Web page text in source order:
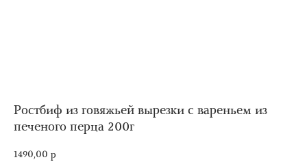
Ростбиф из говяжьей вырезки с вареньем из
печеного перца 200г
1490,00 р